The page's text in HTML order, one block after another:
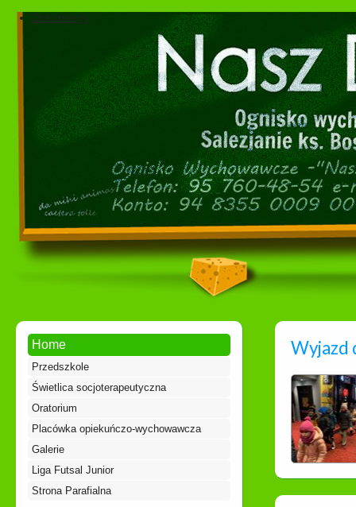
Dokumenty
Home
Przedszkole
Świetlica socjoterapeutyczna
Oratorium
Placówka opiekuńczo-wychowawcza
Galerie
Liga Futsal Junior
Strona Parafialna
Wyjazd